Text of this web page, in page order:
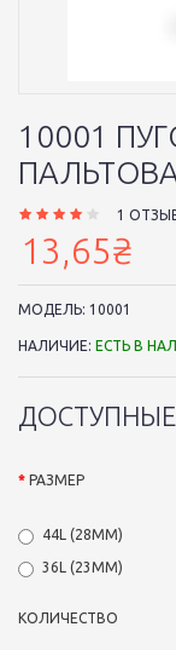
10001
1
13,65₴
МОДЕЛЬ: 10001
НАЛИЧИЕ: ЕСТЬ В
РАЗМЕР
44L (28ММ)
36L (23ММ)
КОЛИЧЕСТВО